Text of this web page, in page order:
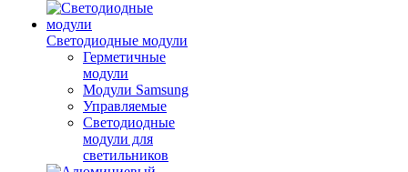
Светодиодные модули
Герметичные
модули
Модули Samsung
Управляемые
Светодиодные
модули для
светильников